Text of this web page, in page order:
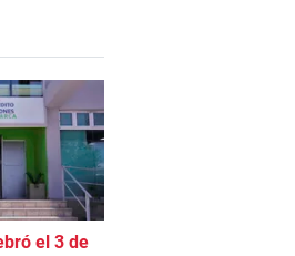
el 3 de